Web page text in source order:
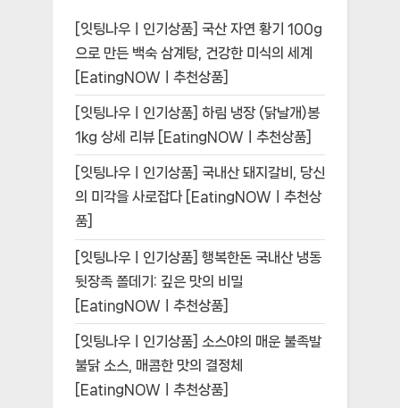
[잇팅나우ㅣ인기상품] 국산 자연 황기 100g
으로 만든 백숙 삼계탕, 건강한 미식의 세계
[EatingNOWㅣ추천상품]
[잇팅나우ㅣ인기상품] 하림 냉장 (닭날개)봉
1kg 상세 리뷰 [EatingNOWㅣ추천상품]
[잇팅나우ㅣ인기상품] 국내산 돼지갈비, 당신
의 미각을 사로잡다 [EatingNOWㅣ추천상
품]
[잇팅나우ㅣ인기상품] 행복한돈 국내산 냉동
뒷장족 쫄데기: 깊은 맛의 비밀
[EatingNOWㅣ추천상품]
[잇팅나우ㅣ인기상품] 소스야의 매운 불족발
불닭 소스, 매콤한 맛의 결정체
[EatingNOWㅣ추천상품]